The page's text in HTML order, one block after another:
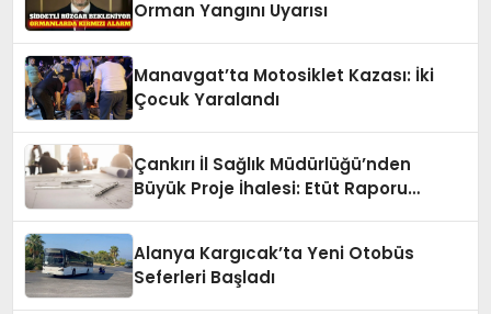
Orman Yangını Uyarısı
Manavgat’ta Motosiklet Kazası: İki
Çocuk Yaralandı
Çankırı İl Sağlık Müdürlüğü’nden
Büyük Proje İhalesi: Etüt Raporu
Alanya Kargıcak’ta Yeni Otobüs
Seferleri Başladı